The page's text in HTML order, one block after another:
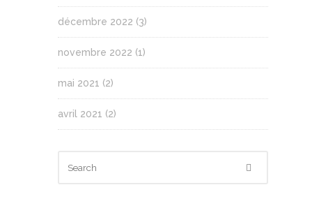
décembre 2022 (3)
novembre 2022 (1)
mai 2021 (2)
avril 2021 (2)